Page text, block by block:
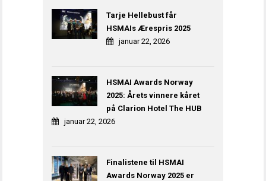
Tarje Hellebust får
HSMAIs Ærespris 2025
januar 22, 2026
HSMAI Awards Norway
2025: Årets vinnere kåret
på Clarion Hotel The HUB
januar 22, 2026
Finalistene til HSMAI
Awards Norway 2025 er